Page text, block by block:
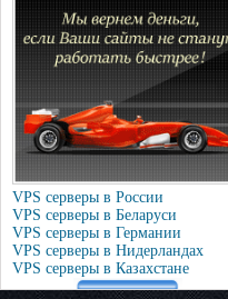
VPS серверы в России
VPS серверы в Беларуси
VPS серверы в Германии
VPS серверы в Нидерландах
VPS серверы в Казахстане